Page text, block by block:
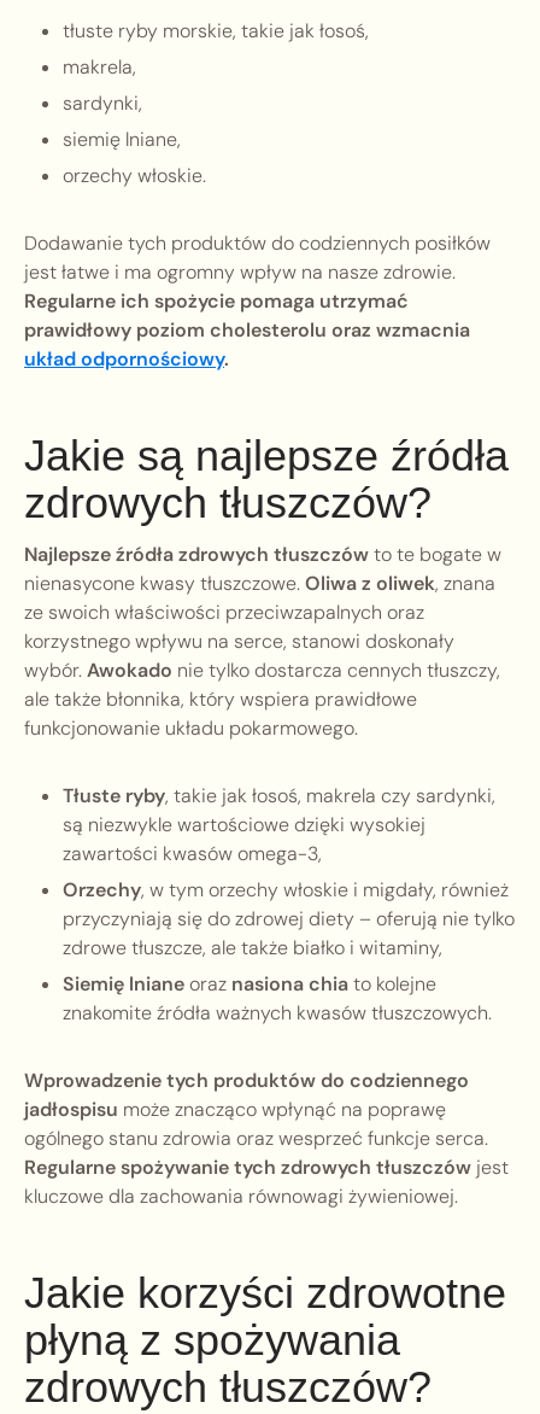
tłuste ryby morskie, takie jak łosoś,
makrela,
sardynki,
siemię lniane,
orzechy włoskie.
Dodawanie tych produktów do codziennych posiłków
jest łatwe i ma ogromny wpływ na nasze zdrowie.
Regularne ich spożycie pomaga utrzymać
prawidłowy poziom cholesterolu oraz wzmacnia
układ odpornościowy.
Jakie są najlepsze źródła
zdrowych tłuszczów?
Najlepsze źródła zdrowych tłuszczówto te bogate w
nienasycone kwasy tłuszczowe.Oliwa z oliwek, znana
ze swoich właściwości przeciwzapalnych oraz
korzystnego wpływu na serce, stanowi doskonały
wybór.Awokado nie tylko dostarcza cennych tłuszczy,
ale także błonnika, który wspiera prawidłowe
funkcjonowanie układu pokarmowego.
Tłuste ryby, takie jak łosoś, makrela czy sardynki,
są niezwykle wartościowe dzięki wysokiej
zawartości kwasów omega-3,
Orzechy, w tym orzechy włoskie i migdały, również
przyczyniają się do zdrowej diety – oferują nie tylko
zdrowe tłuszcze, ale także białko i witaminy,
Siemię lnianeoraz nasiona chiato kolejne
znakomite źródła ważnych kwasów tłuszczowych.
Wprowadzenie tych produktów do codziennego
jadłospisu może znacząco wpłynąć na poprawę
ogólnego stanu zdrowia oraz wesprzeć funkcje serca.
Regularne spożywanie tych zdrowych tłuszczów jest
kluczowe dla zachowania równowagi żywieniowej.
Jakie korzyści zdrowotne
płyną z spożywania
zdrowych tłuszczów?